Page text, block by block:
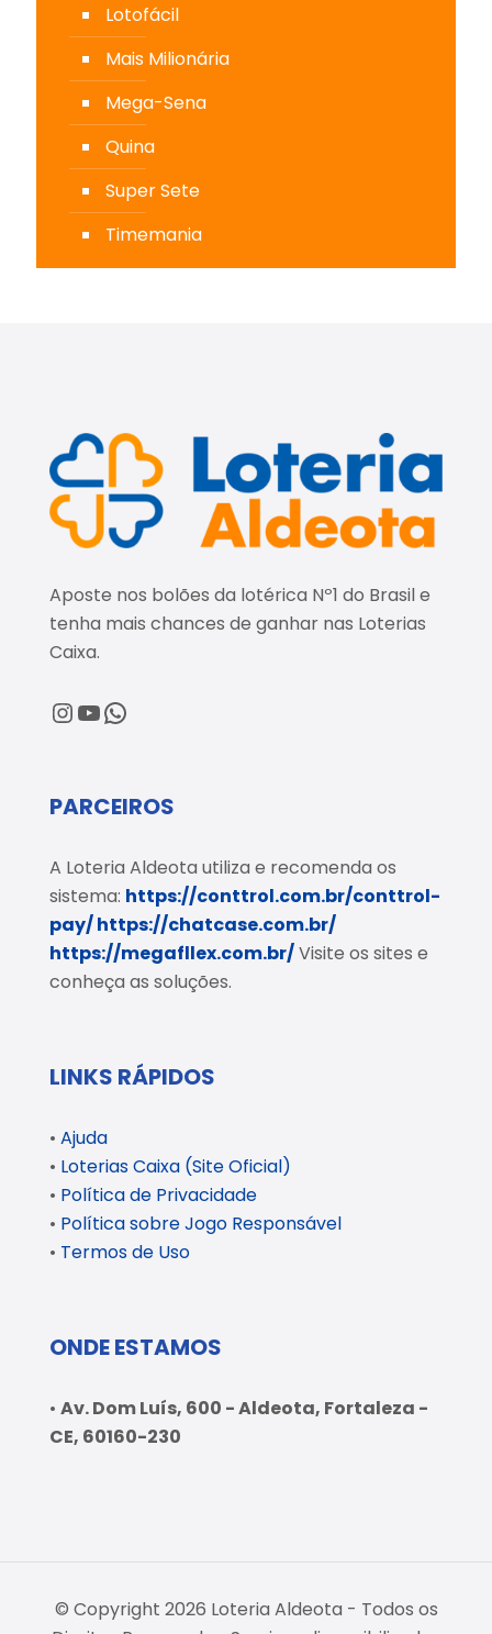
Lotofácil
Mais Milionária
Mega-Sena
Quina
Super Sete
Timemania
Aposte nos bolões da lotérica Nº1 do Brasil e
tenha mais chances de ganhar nas Loterias
Caixa.
@loteriaaldeota
@loteriaaldeota
Central de Atendimento
PARCEIROS
A Loteria Aldeota utiliza e recomenda os
sistema: https://conttrol.com.br/conttrol-
pay/https://chatcase.com.br/
https://megafllex.com.br/Visite os sites e
conheça as soluções.
LINKS RÁPIDOS
• Ajuda
• Loterias Caixa (Site Oficial)
• Política de Privacidade
• Política sobre Jogo Responsável
• Termos de Uso
ONDE ESTAMOS
• Av. Dom Luís, 600 - Aldeota, Fortaleza -
CE, 60160-230
© Copyright 2026 Loteria Aldeota - Todos os